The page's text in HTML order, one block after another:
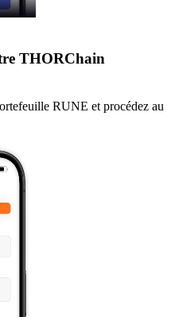
THORChain
RUNE et procédez au